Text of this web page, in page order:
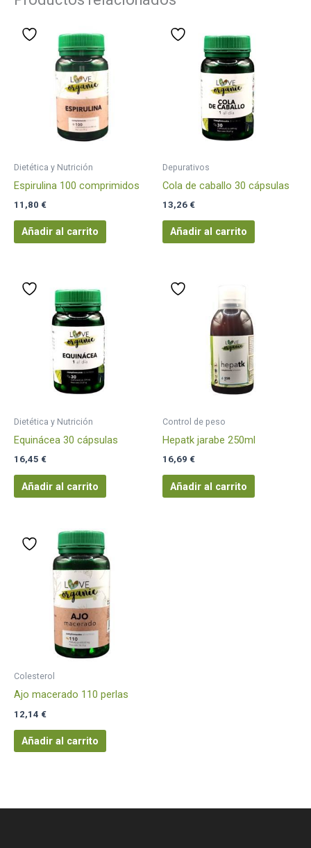
Dietética y Nutrición
Espirulina 100 comprimidos
11,80 €
Añadir al carrito
Depurativos
Cola de caballo 30 cápsulas
13,26 €
Añadir al carrito
Dietética y Nutrición
Equinácea 30 cápsulas
16,45 €
Añadir al carrito
Control de peso
Hepatk jarabe 250ml
16,69 €
Añadir al carrito
Colesterol
Ajo macerado 110 perlas
12,14 €
Añadir al carrito